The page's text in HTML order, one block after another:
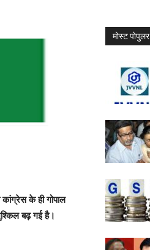
के ही गोपाल
बढ़ गई है।
मोस्ट पोपुलर